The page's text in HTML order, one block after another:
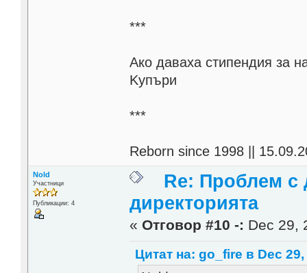
***
Aко даваха стипендия за
Kупъри
***
Reborn since 1998 ||
Nold
Участници
Публикации: 4
Re: Проблем с
директорията
« Отговор #10 -: Dec 29,
Цитат на: go_fire в Dec